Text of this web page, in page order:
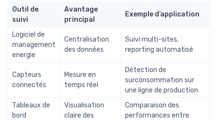
Outil de
suivi
Avantage
principal
Exemple d’application
Logiciel de
management
energie
Centralisation
des données
Suivi multi-sites,
reporting automatisé
Capteurs
connectés
Mesure en
temps réel
Détection de
surconsommation sur
une ligne de production
Tableaux de
bord
Visualisation
claire des
Comparaison des
performances entre